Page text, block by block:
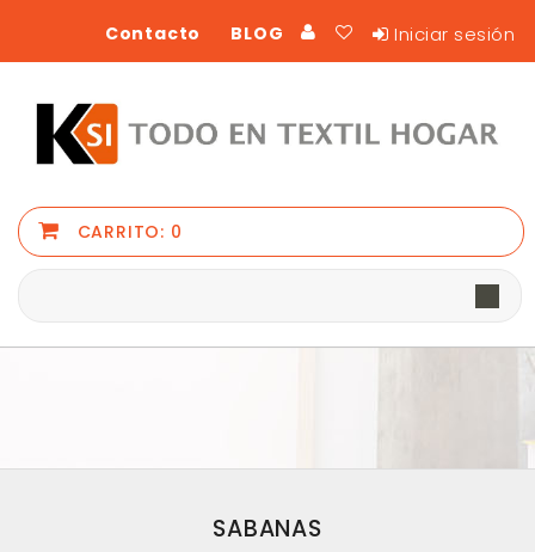
Iniciar sesión
BLOG
Contacto
CARRITO: 0
SABANAS